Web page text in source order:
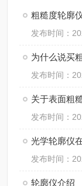
粗糙度轮廓
发布时间：
为什么说买
发布时间：
关于表面粗
发布时间：
光学轮廓仪
发布时间：
轮廓仪介绍